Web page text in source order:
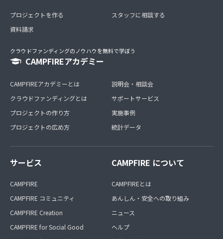
プロジェクトを作る
資料請求
スタッフに相談する
クラウドファンディングのノウハウを無料で学ぼう
CAMPFIREアカデミー
CAMPFIREアカデミーとは
クラウドファンディングとは
プロジェクトの作り方
プロジェクトの広め方
説明会・相談会
サポートサービス
実施事例
統計データ
サービス
CAMPFIRE
CAMPFIRE コミュニティ
CAMPFIRE Creation
CAMPFIRE for Social Good
CAMPFIRE について
CAMPFIREとは
あんしん・安全への取り組み
ニュース
ヘルプ